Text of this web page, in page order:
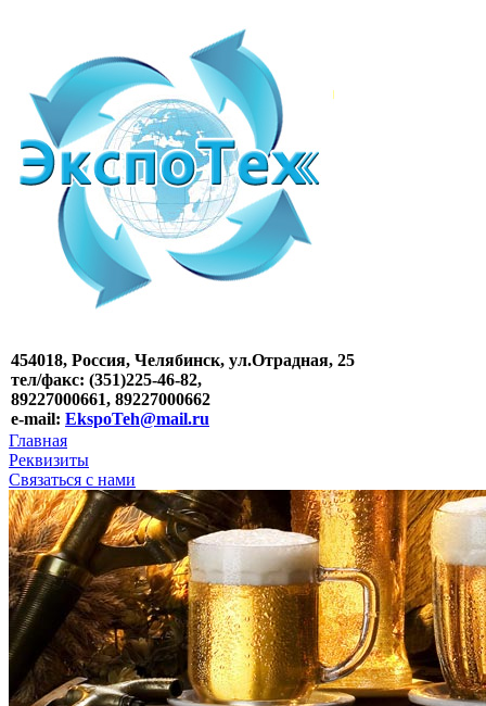
454018, Россия, Челябинск, ул.Отрадная, 25
тел/факс: (351)225-46-82,
89227000661, 89227000662
e-mail: EkspoTeh@mail.ru
Главная
Реквизиты
Связаться с нами